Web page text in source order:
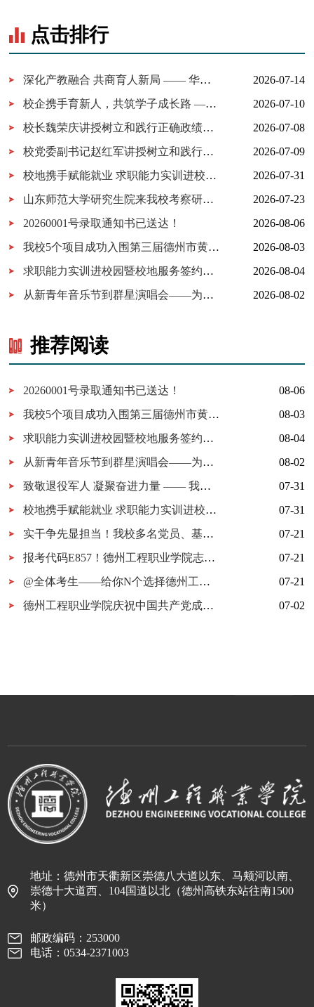
点击排行
深化产教融合 共商育人新局 —— 华为技术有限公司一行来我校考察...
2026-07-14
校企携手育新人，共筑学子成长路 ——百胜中国山东分公司来校交...
2026-07-10
校长魏荣庆讲授树立和践行正确政绩观学习教育专题党课
2026-07-08
校党委副书记赵红军讲授树立和践行正确政绩观学习教育专题党课
2026-07-09
校地携手赋能就业 求职能力实训进校园暨校地服务签约仪式在我校...
2026-07-31
山东师范大学研究生院来我校考察研究生实习实践基地建设
2026-07-23
20260001号录取通知书已送达！
2026-08-06
我校5个项目成功入围第三届德州市黄炎培职业教育创新创业大赛决...
2026-08-03
求职能力实训进校园暨校地服务签约仪式在我校举行
2026-08-04
从新青年音乐节到群星演唱会——为什么又是德工？
2026-08-02
推荐阅读
20260001号录取通知书已送达！
08-06
我校5个项目成功入围第三届德州市黄炎培职业教育创新创业大赛决赛
08-03
求职能力实训进校园暨校地服务签约仪式在我校举行
08-04
从新青年音乐节到群星演唱会——为什么又是德工？
08-02
致敬退役军人 凝聚奋进力量 —— 我校开展 “八一建军节” 拥军茶话会
07-31
校地携手赋能就业 求职能力实训进校园暨校地服务签约仪式在我校顺利举行
07-31
实干争先显担当！我校多名党员、基层党组织获市级表彰！
07-21
报考代码E857！德州工程职业学院志愿填报指南
07-21
@全体考生——给你N个选择德州工程职业学院的理由
07-21
德州工程职业学院庆祝中国共产党成立105周年MV《旗帜》上线！用歌声唱响百年信仰！
07-02
地址：德州市天衢新区崇德八大道以东、马颊河以南、
崇德十大道西、104国道以北（德州高铁东站往南1500
米）
邮政编码：253000
电话：0534-2371003